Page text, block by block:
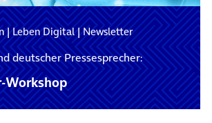
|Leben Digital|Newsletter
deutscher Pressesprecher: